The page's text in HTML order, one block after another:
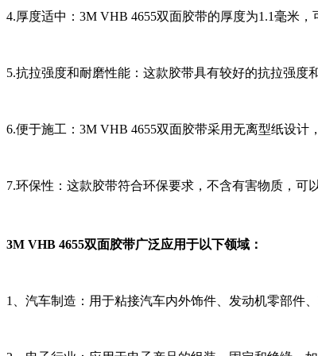
4.厚度适中：3M VHB 4655双面胶带的厚度为1.1毫米
5.抗拉强度和耐磨性能：这款胶带具有较好的抗拉强
6.便于施工：3M VHB 4655双面胶带采用无离型纸设计
7.环保性：这款胶带符合环保要求，不含有害物质，可
3M VHB 4655双面胶带广泛应用于以下领域：
1、汽车制造：用于粘接汽车内外饰件、发动机零部件